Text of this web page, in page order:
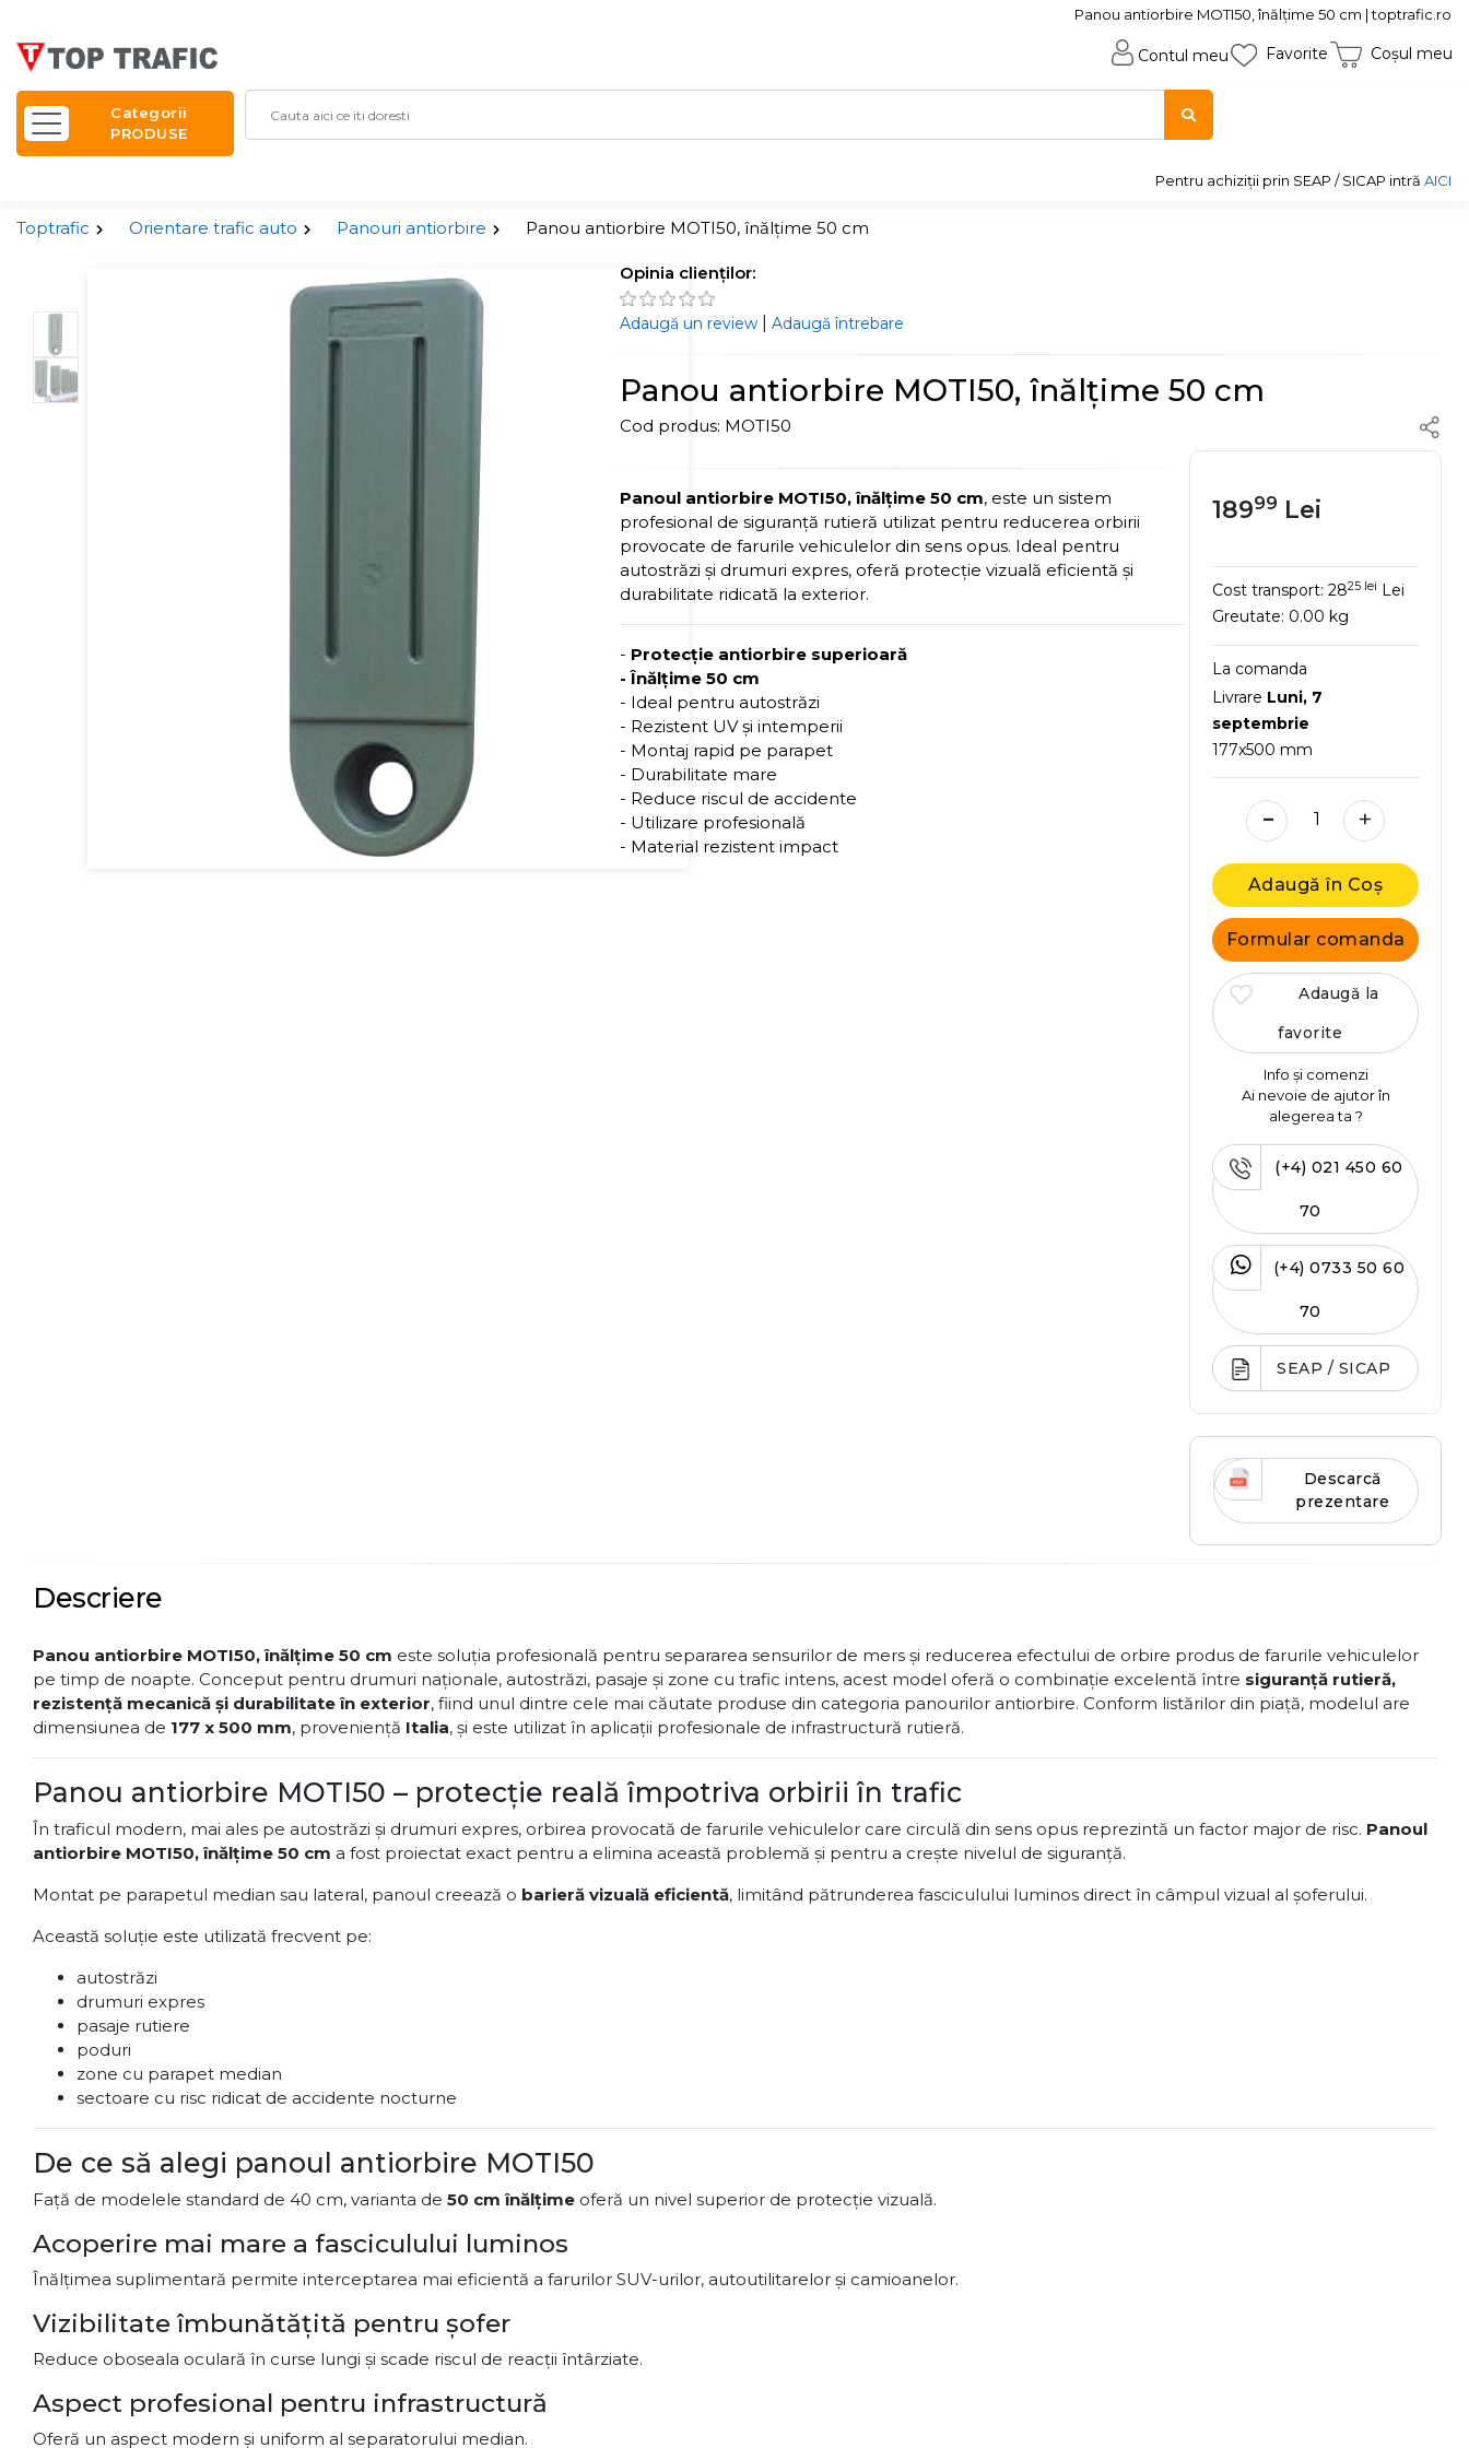
Panou antiorbire MOTI50, înălțime 50 cm | toptrafic.ro
Contul meu Favorite Coșul meu
Categorii
PRODUSE
Pentru achiziții prin SEAP / SICAP intră AICI
Toptrafic Orientare trafic auto Panouri antiorbire Panou antiorbire MOTI50, înălțime 50 cm
Opinia clienților:
Adaugă un review |Adaugă întrebare
Panou antiorbire MOTI50, înălțime 50 cm
Cod produs: MOTI50
Panoul antiorbire MOTI50, înălțime 50 cm, este un sistem
profesional de siguranță rutieră utilizat pentru reducerea orbirii
provocate de farurile vehiculelor din sens opus. Ideal pentru
autostrăzi și drumuri expres, oferă protecție vizuală eficientă și
durabilitate ridicată la exterior.
- Protecție antiorbire superioară
- Înălțime 50 cm
- Ideal pentru autostrăzi
- Rezistent UV și intemperii
- Montaj rapid pe parapet
- Durabilitate mare
- Reduce riscul de accidente
- Utilizare profesională
- Material rezistent impact
18999 Lei
Cost transport:2825 lei Lei
Greutate: 0.00 kg
La comanda
Livrare Luni, 7
septembrie
177x500 mm
- +
Adaugă în Coș
Formular comanda
Adaugă la
favorite
Info și comenzi
Ai nevoie de ajutor în
alegerea ta ?
(+4) 021 450 60
70
(+4) 0733 50 60
70
SEAP / SICAP
Descarcă
prezentare
Descriere
Panou antiorbire MOTI50, înălțime 50 cm este soluția profesională pentru separarea sensurilor de mers și reducerea efectului de orbire produs de farurile vehiculelor
pe timp de noapte. Conceput pentru drumuri naționale, autostrăzi, pasaje și zone cu trafic intens, acest model oferă o combinație excelentă între siguranță rutieră,
rezistență mecanică și durabilitate în exterior, fiind unul dintre cele mai căutate produse din categoria panourilor antiorbire. Conform listărilor din piață, modelul are
dimensiunea de 177 x 500 mm, proveniență Italia, și este utilizat în aplicații profesionale de infrastructură rutieră.
Panou antiorbire MOTI50 – protecție reală împotriva orbirii în trafic
În traficul modern, mai ales pe autostrăzi și drumuri expres, orbirea provocată de farurile vehiculelor care circulă din sens opus reprezintă un factor major de risc. Panoul
antiorbire MOTI50, înălțime 50 cm a fost proiectat exact pentru a elimina această problemă și pentru a crește nivelul de siguranță.
Montat pe parapetul median sau lateral, panoul creează o barieră vizuală eficientă, limitând pătrunderea fasciculului luminos direct în câmpul vizual al șoferului.
Această soluție este utilizată frecvent pe:
autostrăzi
drumuri expres
pasaje rutiere
poduri
zone cu parapet median
sectoare cu risc ridicat de accidente nocturne
De ce să alegi panoul antiorbire MOTI50
Față de modelele standard de 40 cm, varianta de 50 cm înălțime oferă un nivel superior de protecție vizuală.
Acoperire mai mare a fasciculului luminos
Înălțimea suplimentară permite interceptarea mai eficientă a farurilor SUV-urilor, autoutilitarelor și camioanelor.
Vizibilitate îmbunătățită pentru șofer
Reduce oboseala oculară în curse lungi și scade riscul de reacții întârziate.
Aspect profesional pentru infrastructură
Oferă un aspect modern și uniform al separatorului median.